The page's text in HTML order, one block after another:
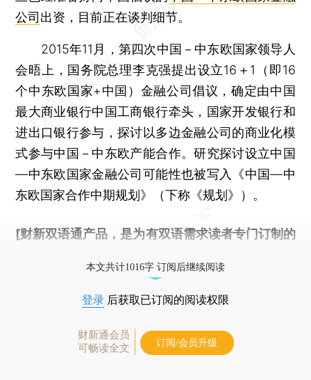
公司 出资，目前正在谈判细节。
2015年11月，第四次中国－中东欧国家领导人
会晤上，国务院总理李克强提出设立16＋1（即16
个中东欧国家+中国）金融公司倡议，确定由中国
最大商业银行中国工商银行牵头，国家开发银行和
进出口银行参与，探讨以多边金融公司的商业化模
式参与中国－中东欧产能合作。研究探讨设立中国
—中东欧国家金融公司可能性也被写入《中国—中
东欧国家合作中期规划》（下称《规划》）。
[财新双语通产品，是为有双语需求读者专门订制的
本文共计1016字 订阅后继续阅读
登录 后获取已订阅的阅读权限
财新通会员
可畅读全文
订阅/会员升级